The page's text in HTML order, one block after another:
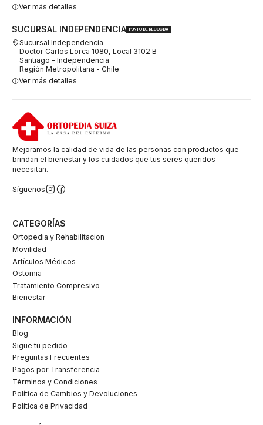
Ver más detalles
SUCURSAL INDEPENDENCIA PUNTO DE RECOGIDA
Sucursal Independencia
Doctor Carlos Lorca 1080, Local 3102 B
Santiago - Independencia
Región Metropolitana - Chile
Ver más detalles
Mejoramos la calidad de vida de las personas con productos que
brindan el bienestar y los cuidados que tus seres queridos
necesitan.
Síguenos
CATEGORÍAS
Ortopedia y Rehabilitacion
Movilidad
Artículos Médicos
Ostomia
Tratamiento Compresivo
Bienestar
INFORMACIÓN
Blog
Sigue tu pedido
Preguntas Frecuentes
Pagos por Transferencia
Términos y Condiciones
Política de Cambios y Devoluciones
Política de Privacidad